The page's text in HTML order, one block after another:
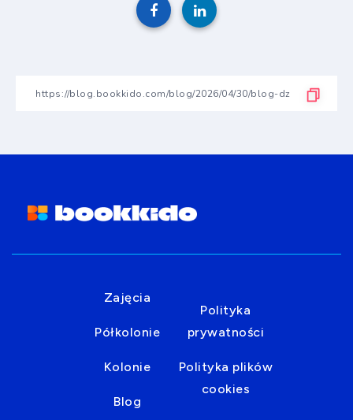
Zajęcia
Półkolonie
Kolonie
Blog
Polityka
prywatności
Polityka plików
cookies